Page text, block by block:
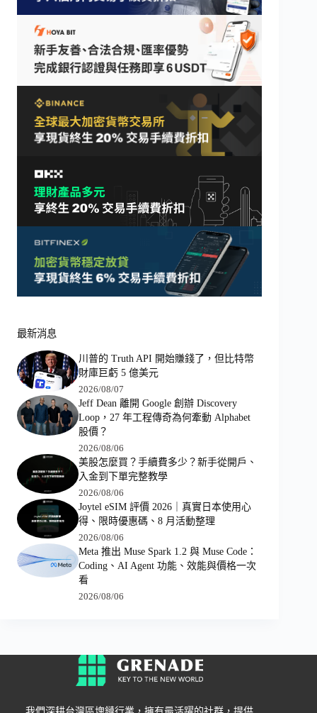
最新消息
川普的 Truth API 開始賺錢了，但比特幣
財庫巨虧 5 億美元
2026/08/07
Jeff Dean 離開 Google 創辦 Discovery
Loop，27 年工程傳奇為何牽動 Alphabet
股價？
2026/08/06
美股怎麼買？手續費多少？新手從開戶、
入金到下單完整教學
2026/08/06
Joytel eSIM 評價 2026｜真實日本使用心
得、限時優惠碼、8 月活動整理
2026/08/06
Meta 推出 Muse Spark 1.2 與 Muse Code：
Coding、AI Agent 功能、效能與價格一次
看
2026/08/06